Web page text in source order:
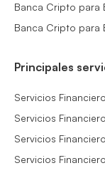
Banca Cripto para
Banca Cripto para
Principales
Servicios
Servicios
Servicios
Servicios